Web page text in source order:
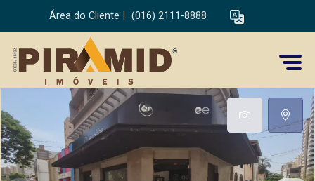
Área do Cliente (016) 2111-8888